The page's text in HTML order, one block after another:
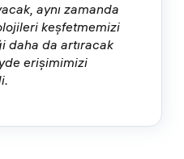
aynı zamanda
keşfetmemizi
daha da artıracak
erişimimizi